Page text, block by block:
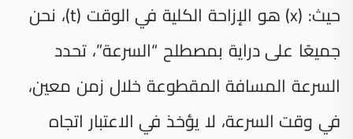
حيث: (x) هو الإزاحة الكلية في الوقت (t)، نحن
جميعًا على دراية بمصطلح “السرعة”، تحدد
السرعة المسافة المقطوعة خلال زمن معين،
في وقت السرعة، لا يؤخذ في الاعتبار اتجاه